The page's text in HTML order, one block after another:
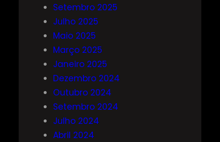
Setembro 2025
Julho 2025
Maio 2025
Março 2025
Janeiro 2025
Dezembro 2024
Outubro 2024
Setembro 2024
Julho 2024
Abril 2024